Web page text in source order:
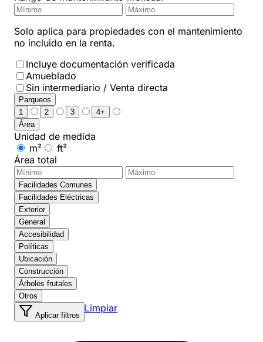
Solo aplica para propiedades con el mantenimiento
no incluido en la renta.
Incluye documentación verificada
Amueblado
Sin intermediario / Venta directa
Parqueos
1
2 3
4+
Área
Unidad de medida
m²
ft²
Área total
Facilidades Comunes
Facilidades Eléctricas
Exterior
General
Accesibilidad
Políticas
Ubicación
Construcción
Árboles frutales
Otros
Aplicar filtros
Limpiar